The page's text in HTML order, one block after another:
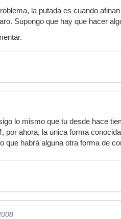
la putada es cuando
Supongo que hay que hacer
lo mismo que tu desde hace
por ahora, la unica forma
que habrá alguna otra forma de